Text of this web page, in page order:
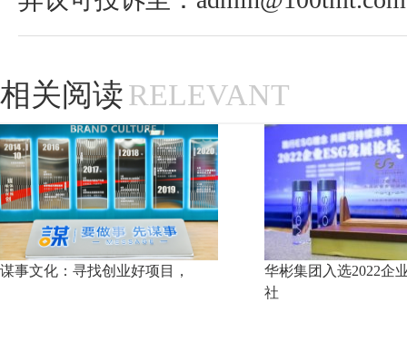
相关阅读RELEVANT
谋事文化：寻找创业好项目，
华彬集团入选2022企
社